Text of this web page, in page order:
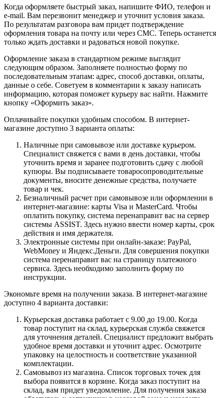
Когда оформляете быстрый заказ, напишите ФИО, телефон и
e-mail. Вам перезвонит менеджер и уточнит условия заказа.
По результатам разговора вам придет подтверждение
оформления товара на почту или через СМС. Теперь останется
только ждать доставки и радоваться новой покупке.
Оформление заказа в стандартном режиме выглядит
следующим образом. Заполняете полностью форму по
последовательным этапам: адрес, способ доставки, оплаты,
данные о себе. Советуем в комментарии к заказу написать
информацию, которая поможет курьеру вас найти. Нажмите
кнопку «Оформить заказ».
Оплачивайте покупки удобным способом. В интернет-
магазине доступно 3 варианта оплаты:
Наличные при самовывозе или доставке курьером.
Специалист свяжется с вами в день доставки, чтобы
уточнить время и заранее подготовить сдачу с любой
купюры. Вы подписываете товаросопроводительные
документы, вносите денежные средства, получаете
товар и чек.
Безналичный расчет при самовывозе или оформлении в
интернет-магазине: карты Visa и MasterCard. Чтобы
оплатить покупку, система перенаправит вас на сервер
системы ASSIST. Здесь нужно ввести номер карты, срок
действия и имя держателя.
Электронные системы при онлайн-заказе: PayPal,
WebMoney и Яндекс.Деньги. Для совершения покупки
система перенаправит вас на страницу платежного
сервиса. Здесь необходимо заполнить форму по
инструкции.
Экономьте время на получении заказа. В интернет-магазине
доступно 4 варианта доставки:
Курьерская доставка работает с 9.00 до 19.00. Когда
товар поступит на склад, курьерская служба свяжется
для уточнения деталей. Специалист предложит выбрать
удобное время доставки и уточнит адрес. Осмотрите
упаковку на целостность и соответствие указанной
комплектации.
Самовывоз из магазина. Список торговых точек для
выбора появится в корзине. Когда заказ поступит на
склад, вам придет уведомление. Для получения заказа